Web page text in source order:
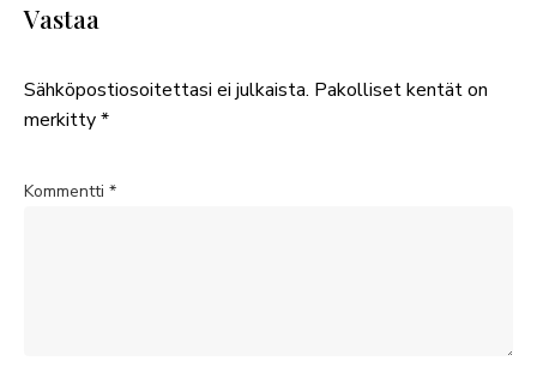
Vastaa
Sähköpostiosoitettasi ei julkaista. Pakolliset kentät on
merkitty*
Kommentti *